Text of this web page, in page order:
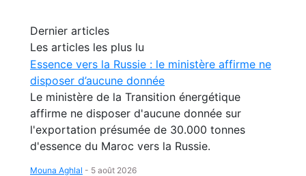
Dernier articles
Les articles les plus lu
Essence vers la Russie : le ministère affirme ne
disposer d’aucune donnée
Le ministère de la Transition énergétique
affirme ne disposer d'aucune donnée sur
l'exportation présumée de 30.000 tonnes
d'essence du Maroc vers la Russie.
Mouna Aghlal - 5 août 2026